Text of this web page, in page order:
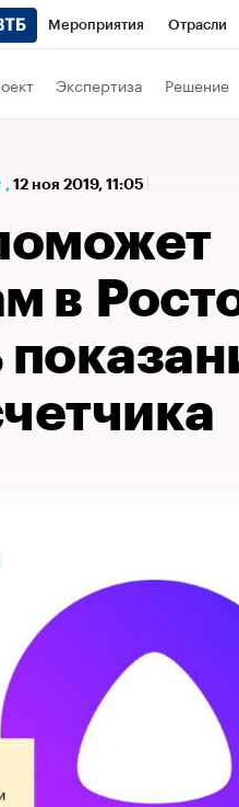
Мероприятия Отрасли
Экспертиза Решение
, 12 ноя 2019, 11:05
в